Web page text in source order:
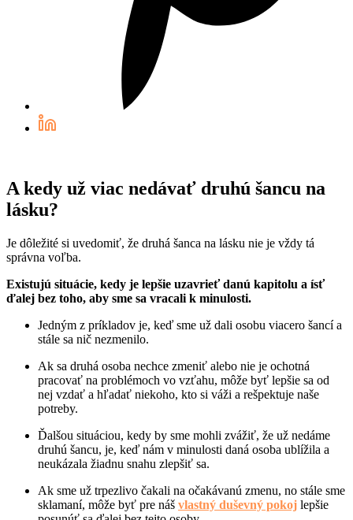
A kedy už viac nedávať druhú šancu na
lásku?
Je dôležité si uvedomiť, že druhá šanca na lásku nie je vždy tá
správna voľba.
Existujú situácie, kedy je lepšie uzavrieť danú kapitolu a ísť
ďalej bez toho, aby sme sa vracali k minulosti.
Jedným z príkladov je, keď sme už dali osobu viacero šancí a
stále sa nič nezmenilo.
Ak sa druhá osoba nechce zmeniť alebo nie je ochotná
pracovať na problémoch vo vzťahu, môže byť lepšie sa od
nej vzdať a hľadať niekoho, kto si váži a rešpektuje naše
potreby.
Ďalšou situáciou, kedy by sme mohli zvážiť, že už nedáme
druhú šancu, je, keď nám v minulosti daná osoba ublížila a
neukázala žiadnu snahu zlepšiť sa.
Ak sme už trpezlivo čakali na očakávanú zmenu, no stále sme
sklamaní, môže byť pre náš vlastný duševný pokoj lepšie